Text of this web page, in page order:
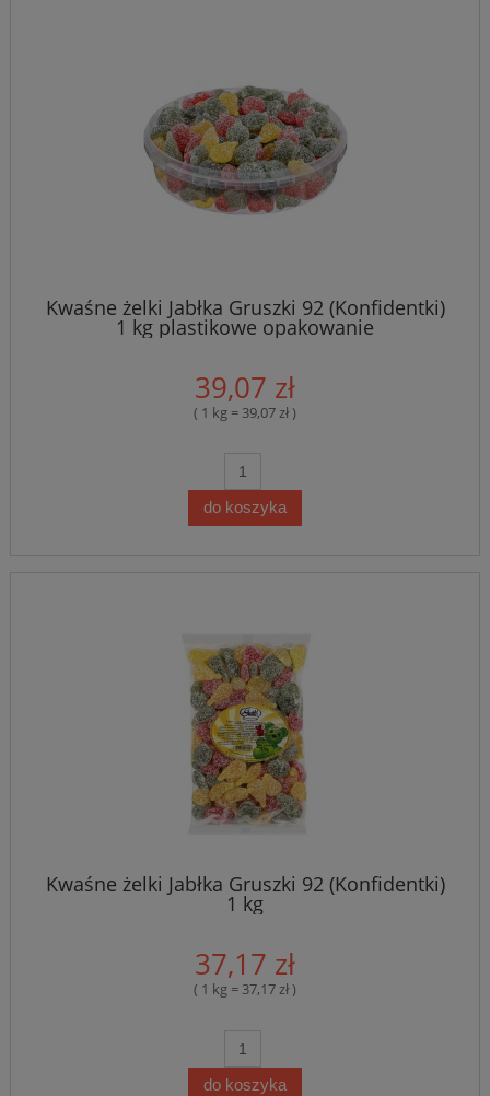
Kwaśne żelki Jabłka Gruszki 92 (Konfidentki)
1 kg plastikowe opakowanie
39,07 zł
( 1 kg = 39,07 zł )
do koszyka
Kwaśne żelki Jabłka Gruszki 92 (Konfidentki)
1 kg
37,17 zł
( 1 kg = 37,17 zł )
do koszyka